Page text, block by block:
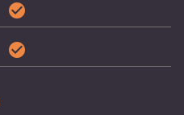
check_circle
check_circle